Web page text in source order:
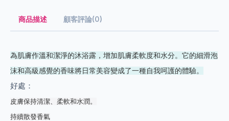
商品描述 顧客評論(0)
為肌膚作溫和潔淨的沐浴露，增加肌膚柔軟度和水分。它的細滑泡
沫和高級感覺的香味將日常美容變成了一種自我呵護的體驗。
好處：
皮膚保持清潔、柔軟和水潤。
持續散發香氣